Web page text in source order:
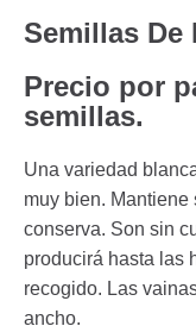
Semillas
Precio por
semillas.
Una variedad
muy bien. Mantiene
conserva. Son sin
producirá hasta las
recogido. Las
ancho.